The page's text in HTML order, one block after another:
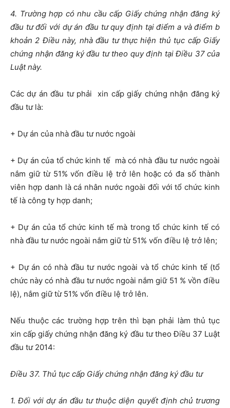
4. Trường hợp có nhu cầu cấp Giấy chứng nhận đăng ký
đầu tư đối với dự án đầu tư quy định tại điểm a và điểm b
khoản 2 Điều này, nhà đầu tư thực hiện thủ tục cấp Giấy
chứng nhận đăng ký đầu tư theo quy định tại Điều 37 của
Luật này.
Các dự án đầu tư phải xin cấp giấy chứng nhận đăng ký
đầu tư là:
+ Dự án của nhà đầu tư nước ngoài
+ Dự án của tổ chức kinh tế mà có nhà đầu tư nước ngoài
nắm giữ từ 51% vốn điều lệ trở lên hoặc có đa số thành
viên hợp danh là cá nhân nước ngoài đối với tổ chức kinh
tế là công ty hợp danh;
+ Dự án của tổ chức kinh tế mà trong tổ chức kinh tế có
nhà đầu tư nước ngoài nắm giữ từ 51% vốn điều lệ trở lên;
+ Dự án có nhà đầu tư nước ngoài và tổ chức kinh tế (tổ
chức này có nhà đầu tư nước ngoài nắm giữ 51 % vồn điều
lệ), nắm giữ từ 51% vốn điều lệ trở lên.
Nếu thuộc các trường hợp trên thì bạn phải làm thủ tục
xin cấp giấy chứng nhận đăng ký đầu tư theo Điều 37 Luật
đầu tư 2014:
Điều 37. Thủ tục cấp Giấy chứng nhận đăng ký đầu tư
1. Đối với dự án đầu tư thuộc diện quyết định chủ trương